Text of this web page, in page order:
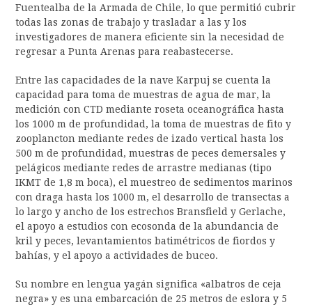
Fuentealba de la Armada de Chile, lo que permitió cubrir
todas las zonas de trabajo y trasladar a las y los
investigadores de manera eficiente sin la necesidad de
regresar a Punta Arenas para reabastecerse.
Entre las capacidades de la nave Karpuj se cuenta la
capacidad para toma de muestras de agua de mar, la
medición con CTD mediante roseta oceanográfica hasta
los 1000 m de profundidad, la toma de muestras de fito y
zooplancton mediante redes de izado vertical hasta los
500 m de profundidad, muestras de peces demersales y
pelágicos mediante redes de arrastre medianas (tipo
IKMT de 1,8 m boca), el muestreo de sedimentos marinos
con draga hasta los 1000 m, el desarrollo de transectas a
lo largo y ancho de los estrechos Bransfield y Gerlache,
el apoyo a estudios con ecosonda de la abundancia de
kril y peces, levantamientos batimétricos de fiordos y
bahías, y el apoyo a actividades de buceo.
Su nombre en lengua yagán significa «albatros de ceja
negra» y es una embarcación de 25 metros de eslora y 5